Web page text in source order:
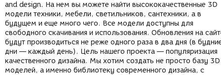
and design. На нем вы можете найти высококачественные 3D
модели техники, мебели, светильников, сантехники, а в
будущем и еще много чего. Все модели доступны для
свободного скачивания и использования. Обновления на
будут производиться не реже одного раза в два дня (в
дни — каждый день). Цель нашего проекта — популяризация
качественного дизайна. Мы хотим создать не просто базу 3D
моделей, а именно библиотеку современного дизайна, с